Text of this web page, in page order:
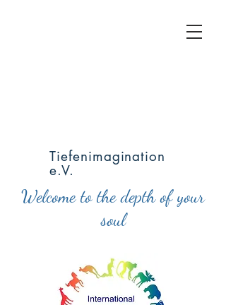
Welcome to the depth of your
soul
Tiefenimagination
e.V.